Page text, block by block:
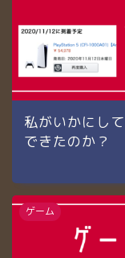
私がいかにし
できたのか？
ゲーム